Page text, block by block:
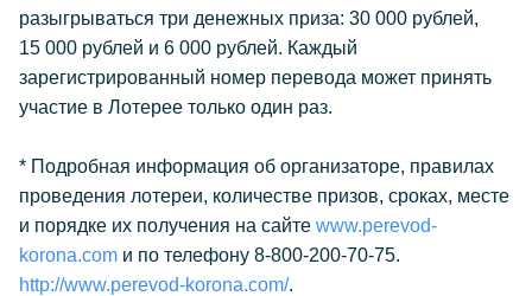
разыгрываться три денежных приза: 30 000 рублей,
15 000 рублей и 6 000 рублей. Каждый
зарегистрированный номер перевода может принять
участие в Лотерее только один раз.
* Подробная информация об организаторе, правилах
проведения лотереи, количестве призов, сроках, месте
и порядке их получения на сайте www.perevod-
korona.com и по телефону 8-800-200-70-75.
http://www.perevod-korona.com/.